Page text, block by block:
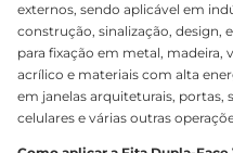
externos, sendo aplicável em
construção, sinalização, design,
para fixação em metal, madeira,
acrílico e materiais com alta
em janelas arquiteturais, portas,
celulares e várias outras